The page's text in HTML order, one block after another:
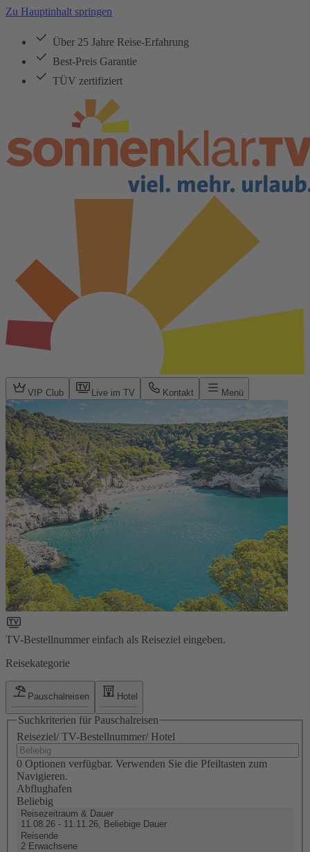
Zu Hauptinhalt springen
Über 25 Jahre Reise-Erfahrung
Best-Preis Garantie
TÜV zertifiziert
VIP Club Live im TV Kontakt Menü
TV-Bestellnummer einfach als Reiseziel eingeben.
Reisekategorie
Pauschalreisen Hotel
Suchkriterien für Pauschalreisen
Reiseziel/ TV-Bestellnummer/ Hotel
0 Optionen verfügbar. Verwenden Sie die Pfeiltasten zum
Navigieren.
Abflughafen
Beliebig
Reisezeitraum & Dauer
11.08.26 - 11.11.26, Beliebige Dauer
Reisende
2 Erwachsene